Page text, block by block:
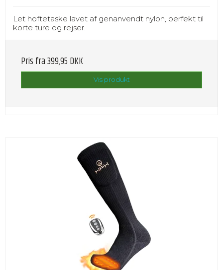
Let hoftetaske lavet af genanvendt nylon, perfekt til
korte ture og rejser.
Pris fra399,95 DKK
Vis produkt